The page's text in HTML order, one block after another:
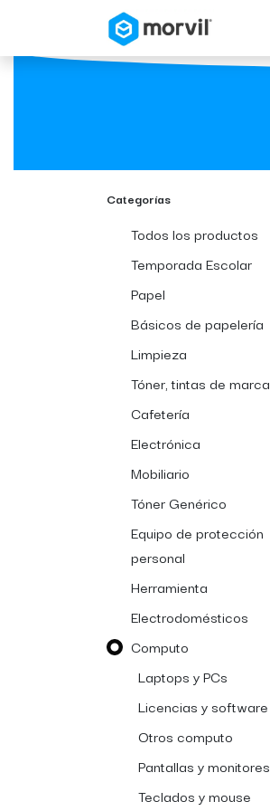
Categorías
Todos los productos
Temporada Escolar
Papel
Básicos de papelería
Limpieza
Tóner, tintas de marca
Cafetería
Electrónica
Mobiliario
Tóner Genérico
Equipo de protección
personal
Herramienta
Electrodomésticos
Computo
Laptops y PCs
Licencias y software
Otros computo
Pantallas y monitores
Teclados y mouse